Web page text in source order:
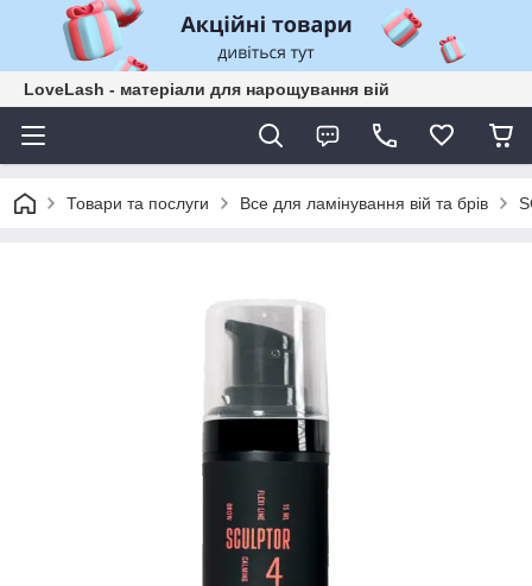
LoveLash - матеріали для нарощування вій
Товари та послуги Все для ламінування вій та брів